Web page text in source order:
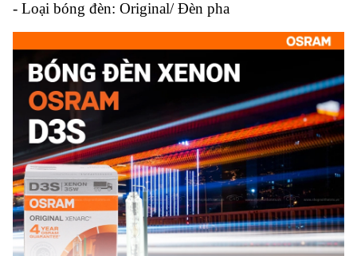
- Loại bóng đèn: Original/ Đèn pha